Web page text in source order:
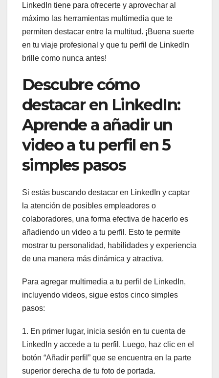
LinkedIn tiene para ofrecerte y aprovechar al
máximo las herramientas multimedia que te
permiten destacar entre la multitud. ¡Buena suerte
en tu viaje profesional y que tu perfil de LinkedIn
brille como nunca antes!
Descubre cómo
destacar en LinkedIn:
Aprende a añadir un
video a tu perfil en 5
simples pasos
Si estás buscando destacar en LinkedIn y captar
la atención de posibles empleadores o
colaboradores, una forma efectiva de hacerlo es
añadiendo un video a tu perfil. Esto te permite
mostrar tu personalidad, habilidades y experiencia
de una manera más dinámica y atractiva.
Para agregar multimedia a tu perfil de LinkedIn,
incluyendo videos, sigue estos cinco simples
pasos:
1. En primer lugar, inicia sesión en tu cuenta de
LinkedIn y accede a tu perfil. Luego, haz clic en el
botón “Añadir perfil” que se encuentra en la parte
superior derecha de tu foto de portada.